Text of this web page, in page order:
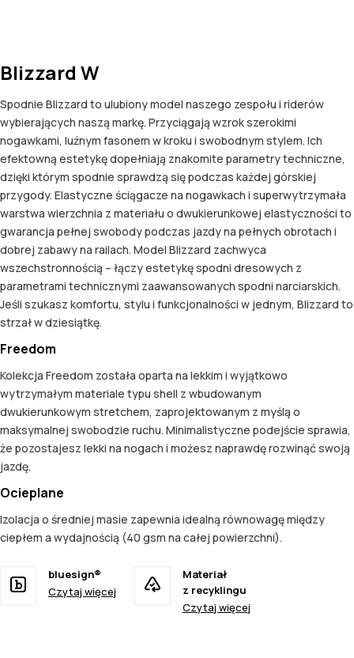
Blizzard W
Spodnie Blizzard to ulubiony model naszego zespołu i riderów
wybierających naszą markę. Przyciągają wzrok szerokimi
nogawkami, luźnym fasonem w kroku i swobodnym stylem. Ich
efektowną estetykę dopełniają znakomite parametry techniczne,
dzięki którym spodnie sprawdzą się podczas każdej górskiej
przygody. Elastyczne ściągacze na nogawkach i superwytrzymała
warstwa wierzchnia z materiału o dwukierunkowej elastyczności to
gwarancja pełnej swobody podczas jazdy na pełnych obrotach i
dobrej zabawy na railach. Model Blizzard zachwyca
wszechstronnością – łączy estetykę spodni dresowych z
parametrami technicznymi zaawansowanych spodni narciarskich.
Jeśli szukasz komfortu, stylu i funkcjonalności w jednym, Blizzard to
strzał w dziesiątkę.
Freedom
Kolekcja Freedom została oparta na lekkim i wyjątkowo
wytrzymałym materiale typu shell z wbudowanym
dwukierunkowym stretchem, zaprojektowanym z myślą o
maksymalnej swobodzie ruchu. Minimalistyczne podejście sprawia,
że pozostajesz lekki na nogach i możesz naprawdę rozwinąć swoją
jazdę.
Ocieplane
Izolacja o średniej masie zapewnia idealną równowagę między
ciepłem a wydajnością (40 gsm na całej powierzchni).
bluesign®
Czytaj więcej
Materiał
z recyklingu
Czytaj więcej